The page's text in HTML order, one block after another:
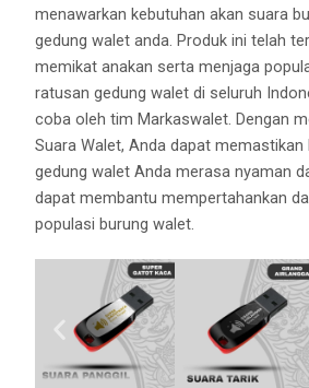
menawarkan kebutuhan akan suara
gedung walet anda. Produk ini telah
memikat anakan serta menjaga
ratusan gedung walet di seluruh
coba oleh tim Markaswalet. Dengan
Suara Walet, Anda dapat memastikan
gedung walet Anda merasa nyaman
dapat membantu mempertahankan
populasi burung walet.